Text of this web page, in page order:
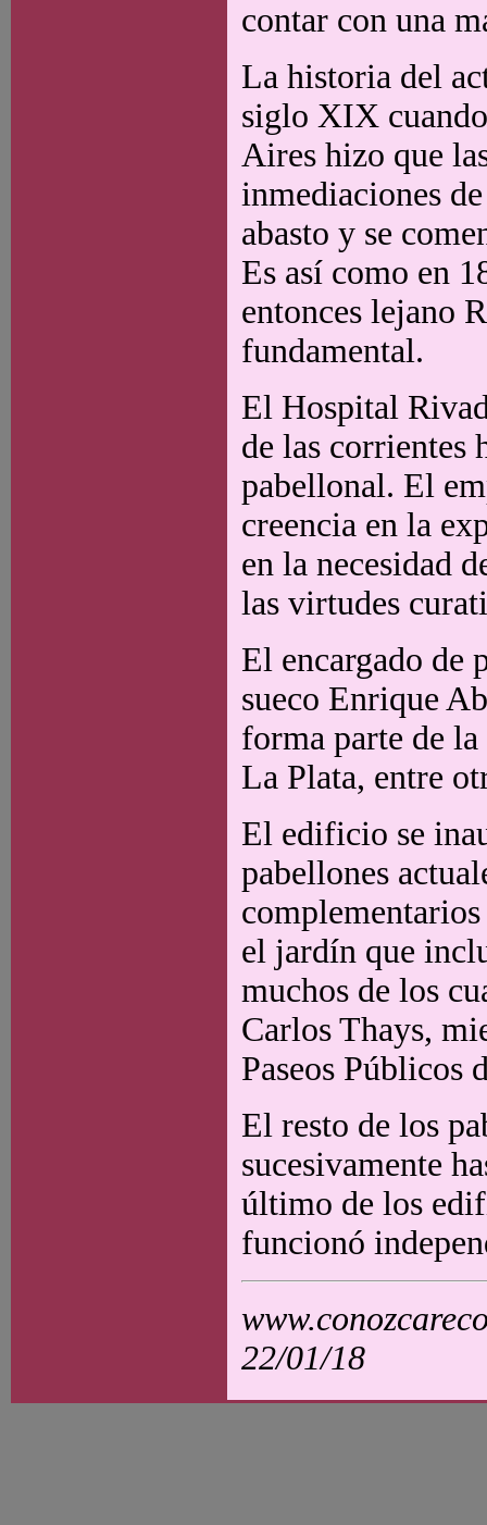
contar con una
La historia del
siglo XIX
Aires hizo que
inmediaciones
abasto y se
Es así como en
entonces lejano
fundamental.
El Hospital
de las corrientes
pabellonal. El
creencia en la
en la necesidad
las virtudes
El encargado de
sueco Enrique
forma parte de la
La Plata, entre
El edificio se
pabellones
el jardín que
muchos de los
Carlos Thays,
Paseos Públicos
El resto de los
sucesivamente
último de los
funcionó
22/01/18